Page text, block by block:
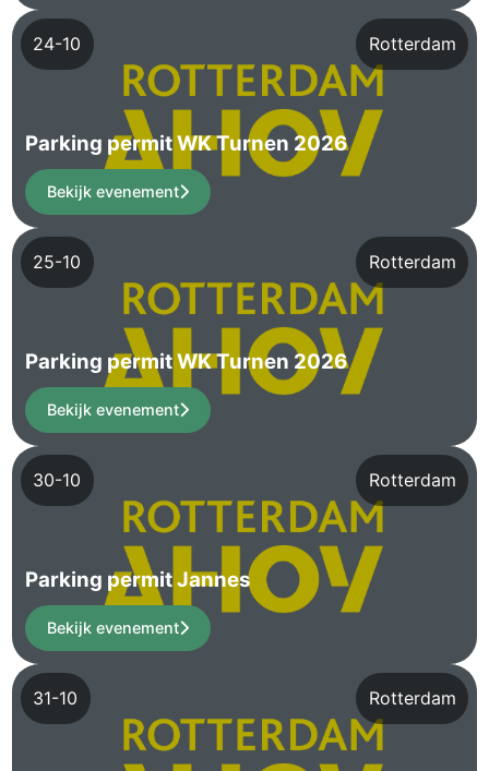
Rotterdam
24-10
Parking permit WK Turnen 2026
Bekijk evenement
Rotterdam
25-10
Parking permit WK Turnen 2026
Bekijk evenement
Rotterdam
30-10
Parking permit Jannes
Bekijk evenement
Rotterdam
31-10